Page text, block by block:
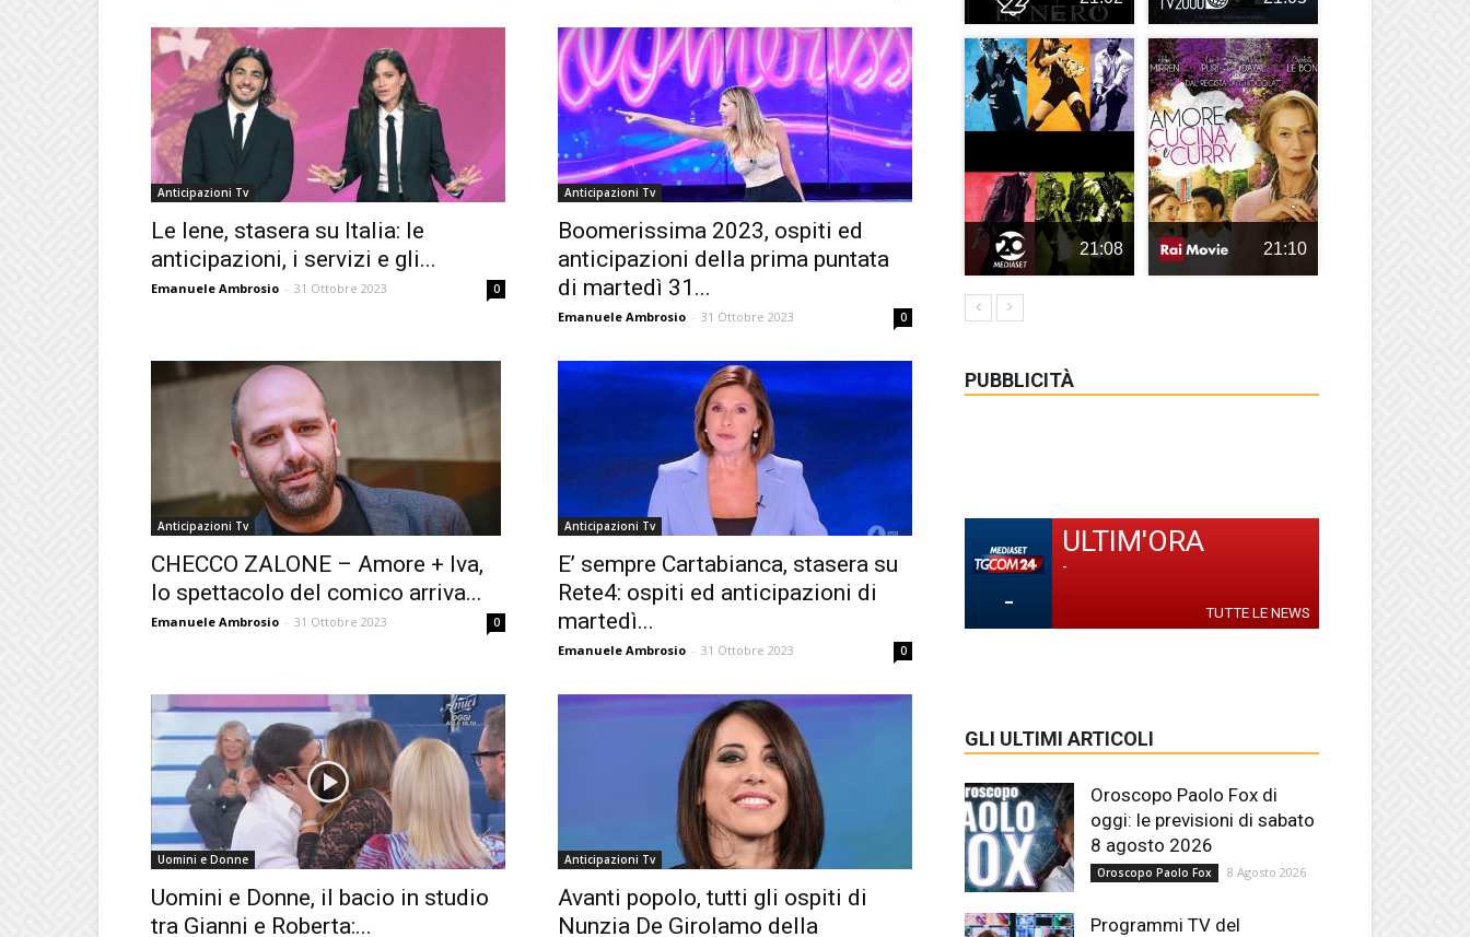
Anticipazioni Tv
Le Iene, stasera su Italia: le
anticipazioni, i servizi e gli...
Emanuele Ambrosio - 31 Ottobre 2023 0
Anticipazioni Tv
Boomerissima 2023, ospiti ed
anticipazioni della prima puntata
di martedì 31...
Emanuele Ambrosio - 31 Ottobre 2023 0
Anticipazioni Tv
CHECCO ZALONE – Amore + Iva,
lo spettacolo del comico arriva...
Emanuele Ambrosio - 31 Ottobre 2023 0
Anticipazioni Tv
E’ sempre Cartabianca, stasera su
Rete4: ospiti ed anticipazioni di
martedì...
Emanuele Ambrosio - 31 Ottobre 2023 0
Uomini e Donne
Uomini e Donne, il bacio in studio
tra Gianni e Roberta:...
Anticipazioni Tv
Avanti popolo, tutti gli ospiti di
Nunzia De Girolamo della
21:08 21:10
PUBBLICITÀ
-
ULTIM'ORA
-
TUTTE LE NEWS
GLI ULTIMI ARTICOLI
Oroscopo Paolo Fox di
oggi: le previsioni di sabato
8 agosto 2026
Oroscopo Paolo Fox 8 Agosto 2026
Programmi TV del